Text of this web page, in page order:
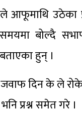
आफूमाथि
बोल्दै
हुन् ।
दिन के ले
प्रश्न समेत गरे ।